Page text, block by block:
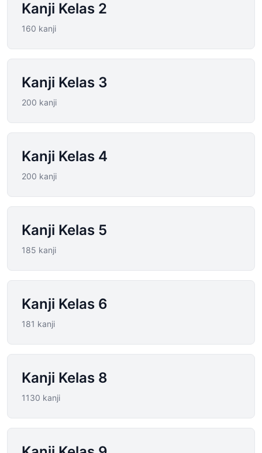
Kanji Kelas 2
160 kanji
Kanji Kelas 3
200 kanji
Kanji Kelas 4
200 kanji
Kanji Kelas 5
185 kanji
Kanji Kelas 6
181 kanji
Kanji Kelas 8
1130 kanji